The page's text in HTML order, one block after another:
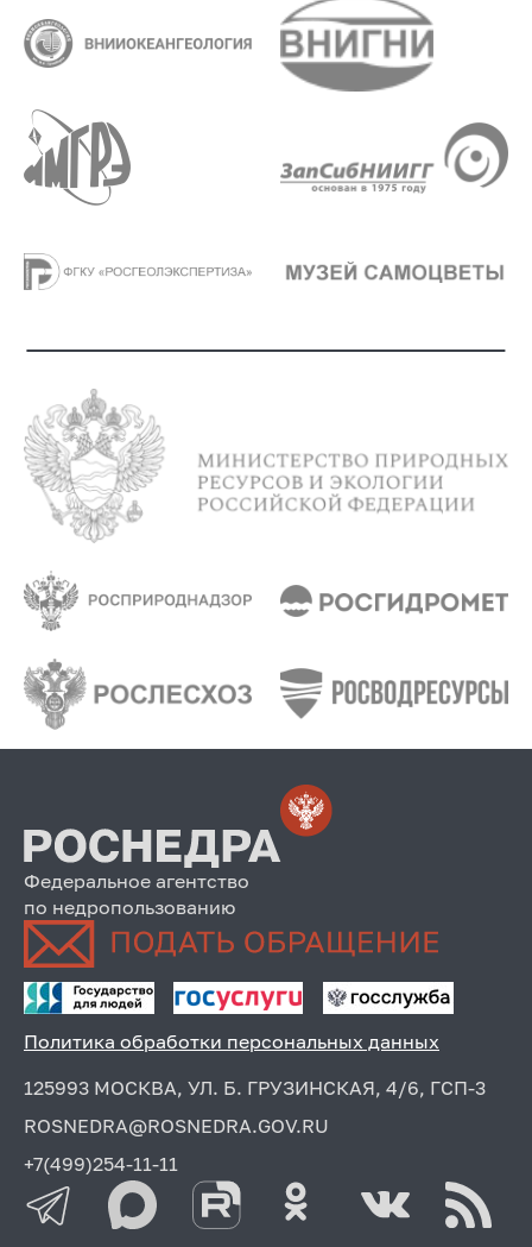
Федеральное агентство
по недропользованию
Политика обработки персональных данных
125993 МОСКВА, УЛ. Б. ГРУЗИНСКАЯ, 4/6, ГСП-3
ROSNEDRA@ROSNEDRA.GOV.RU
+7(499)254-11-11